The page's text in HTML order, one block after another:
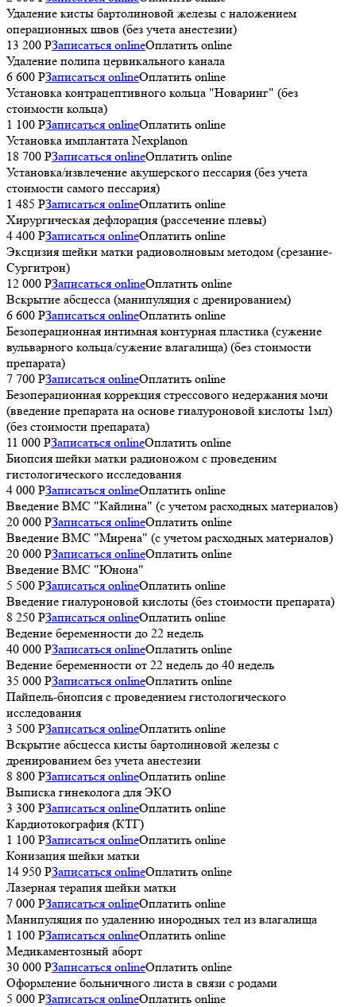
Удаление кисты бартолиновой железы с наложением
операционных швов (без учета анестезии)
13 200 PЗаписаться onlineОплатить online
Удаление полипа цервикального канала
6 600 PЗаписаться onlineОплатить online
Установка контрацептивного кольца "Новаринг" (без
стоимости кольца)
1 100 PЗаписаться onlineОплатить online
Установка имплантата Nexplanon
18 700 PЗаписаться onlineОплатить online
Установка/извлечение акушерского пессария (без учета
стоимости самого пессария)
1 485 PЗаписаться onlineОплатить online
Хирургическая дефлорация (рассечение плевы)
4 400 PЗаписаться onlineОплатить online
Эксцизия шейки матки радиоволновым методом (срезание-
Сургитрон)
12 000 PЗаписаться onlineОплатить online
Вскрытие абсцесса (манипуляция с дренированием)
6 600 PЗаписаться onlineОплатить online
Безоперационная интимная контурная пластика (сужение
вульварного кольца/сужение влагалища) (без стоимости
препарата)
7 700 PЗаписаться onlineОплатить online
Безоперационная коррекция стрессового недержания мочи
(введение препарата на основе гиалуроновой кислоты 1мл)
(без стоимости препарата)
11 000 PЗаписаться onlineОплатить online
Биопсия шейки матки радионожом с проведеним
гистологического исследования
4 000 PЗаписаться onlineОплатить online
Введение ВМС "Кайлина" (с учетом расходных материалов)
20 000 PЗаписаться onlineОплатить online
Введение ВМС "Мирена" (с учетом расходных материалов)
20 000 PЗаписаться onlineОплатить online
Введение ВМС "Юнона"
5 500 PЗаписаться onlineОплатить online
Введение гиалуроновой кислоты (без стоимости препарата)
8 250 PЗаписаться onlineОплатить online
Ведение беременности до 22 недель
40 000 PЗаписаться onlineОплатить online
Ведение беременности от 22 недель до 40 недель
35 000 PЗаписаться onlineОплатить online
Пайпель-биопсия с проведением гистологического
исследования
3 500 PЗаписаться onlineОплатить online
Вскрытие абсцесса кисты бартолиновой железы с
дренированием без учета анестезии
8 800 PЗаписаться onlineОплатить online
Выписка гинеколога для ЭКО
3 300 PЗаписаться onlineОплатить online
Кардиотокография (КТГ)
1 100 PЗаписаться onlineОплатить online
Конизация шейки матки
14 950 PЗаписаться onlineОплатить online
Лазерная терапия шейки матки
7 000 PЗаписаться onlineОплатить online
Манипуляция по удалению инородных тел из влагалища
1 100 PЗаписаться onlineОплатить online
Медикаментозный аборт
30 000 PЗаписаться onlineОплатить online
Оформление больничного листа в связи с родами
5 000 PЗаписаться onlineОплатить online